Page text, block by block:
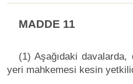
MADDE 11
(1) Aşağıdaki
yeri mahkemesi kesin